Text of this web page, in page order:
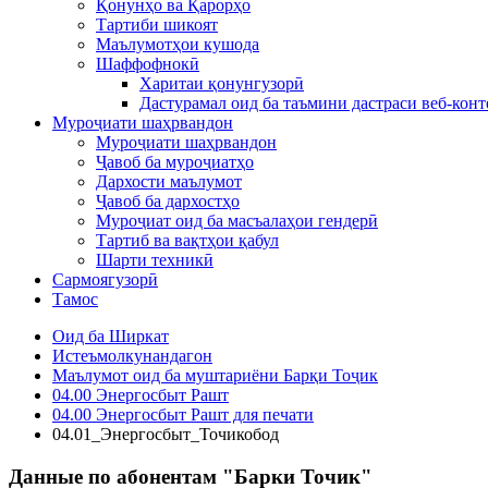
Қонунҳо ва Қарорҳо
Тартиби шикоят
Маълумотҳои кушода
Шаффофнокӣ
Харитаи қонунгузорӣ
Дастурамал оид ба таъмини дастраси веб-
Муроҷиати шаҳрвандон
Муроҷиати шаҳрвандон
Ҷавоб ба муроҷиатҳо
Дархости маълумот
Ҷавоб ба дархостҳо
Муроҷиат оид ба масъалаҳои гендерӣ
Тартиб ва вақтҳои қабул
Шарти техникӣ
Сармоягузорӣ
Тамос
Оид ба Ширкат
Истеъмолкунандагон
Маълумот оид ба муштариёни Барқи Тоҷик
04.00 Энергосбыт Рашт
04.00 Энергосбыт Рашт для печати
04.01_Энергосбыт_Точикобод
Данные по абонентам "Барки Точик"